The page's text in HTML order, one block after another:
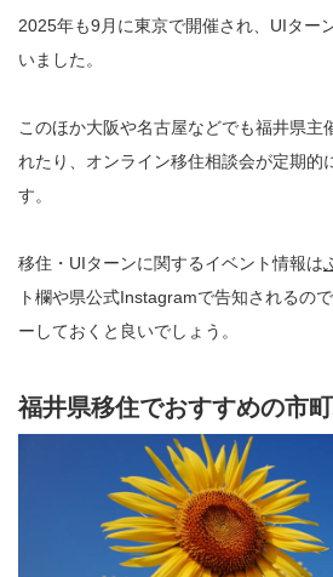
2025年も9月に東京で開催され、UIター
いました。
このほか大阪や名古屋などでも福井県主
れたり、オンライン移住相談会が定期的
す。
移住・UIターンに関するイベント情報は
ト欄や県公式Instagramで告知されるの
ーしておくと良いでしょう。
福井県移住でおすすめの市